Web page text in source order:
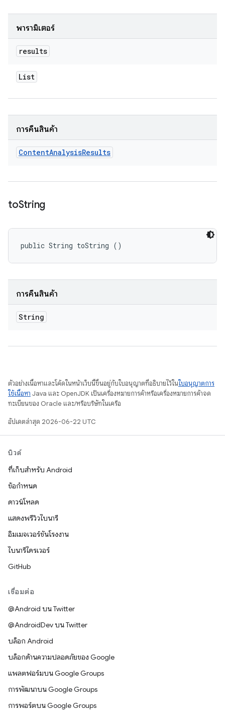
พารามิเตอร์
results
List
การคืนสินค้า
ContentAnalysisResults
toString
public String toString ()
การคืนสินค้า
String
ตัวอย่างเนื้อหาและโค้ดในหน้าเว็บนี้ขึ้นอยู่กับใบอนุญาตที่อธิบายไว้ในใบอนุญาตการ
ใช้เนื้อหา Java และ OpenJDK เป็นเครื่องหมายการค้าหรือเครื่องหมายการค้าจด
ทะเบียนของ Oracle และ/หรือบริษัทในเครือ
อัปเดตล่าสุด 2026-06-22 UTC
บิวด์
ที่เก็บสำหรับ Android
ข้อกำหนด
ดาวน์โหลด
แสดงพรีวิวไบนารี
อิมเมจเวอร์ชันโรงงาน
ไบนารีไดรเวอร์
GitHub
เชื่อมต่อ
@Android บน Twitter
@AndroidDev บน Twitter
บล็อก Android
บล็อกด้านความปลอดภัยของ Google
แพลตฟอร์มบน Google Groups
การพัฒนาบน Google Groups
การพอร์ตบน Google Groups